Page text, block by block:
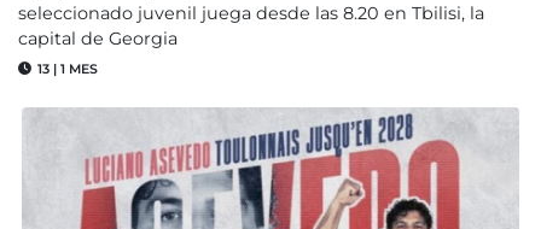
seleccionado juvenil juega desde las 8.20 en Tbilisi, la
capital de Georgia
13 | 1 MES